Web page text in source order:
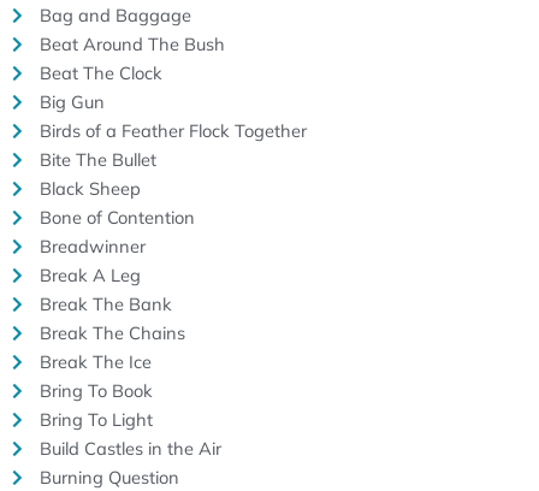
Bag and Baggage
Beat Around The Bush
Beat The Clock
Big Gun
Birds of a Feather Flock Together
Bite The Bullet
Black Sheep
Bone of Contention
Breadwinner
Break A Leg
Break The Bank
Break The Chains
Break The Ice
Bring To Book
Bring To Light
Build Castles in the Air
Burning Question